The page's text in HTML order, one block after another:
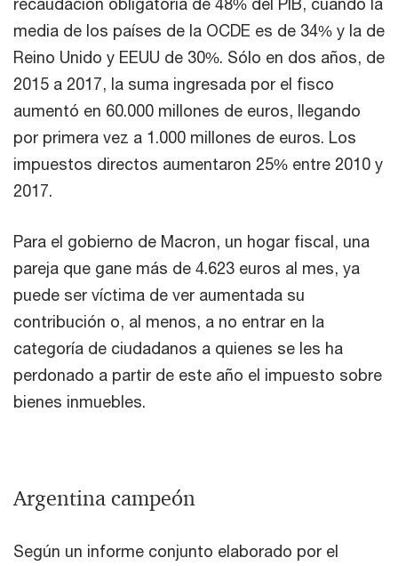
media de los países de la OCDE es de 34% y la de
Reino Unido y EEUU de 30%. Sólo en dos años, de
2015 a 2017, la suma ingresada por el fisco
aumentó en 60.000 millones de euros, llegando
por primera vez a 1.000 millones de euros. Los
impuestos directos aumentaron 25% entre 2010 y
2017.
Para el gobierno de Macron, un hogar fiscal, una
pareja que gane más de 4.623 euros al mes, ya
puede ser víctima de ver aumentada su
contribución o, al menos, a no entrar en la
categoría de ciudadanos a quienes se les ha
perdonado a partir de este año el impuesto sobre
bienes inmuebles.
Argentina campeón
Según un informe conjunto elaborado por el